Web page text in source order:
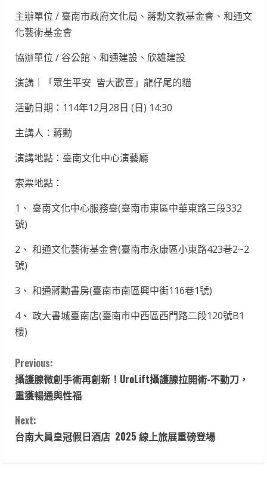
主辦單位 / 臺南市政府文化局、蔣勳文教基金會、和通文
化藝術基金會
協辦單位 / 谷公館、和通建設、欣雄建設
演講｜「眾生平安 皆大歡喜」龍仔尾的貓
活動日期：114年12月28日 (日) 14:30
主講人：蔣勳
演講地點：臺南文化中心演藝廳
索票地點：
1、 臺南文化中心服務臺(臺南市東區中華東路三段332
號)
2、 和通文化藝術基金會(臺南市永康區小東路423巷2~2
號)
3、 和通蔣勳書房(臺南市南區興中街116巷1號)
4、 政大書城臺南店(臺南市中西區西門路二段120號B1
樓)
C
o
n
t
Previous:
攝護腺微創手術再創新！UroLift攝護腺拉開術-不動刀，
重獲暢通與性福
Next:
台南大員皇冠假日酒店 2025 線上旅展重磅登場